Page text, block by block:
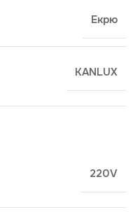
Екрю
KANLUX
220V